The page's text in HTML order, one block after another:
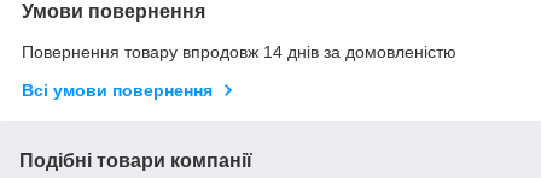
Умови повернення
Повернення товару впродовж 14 днів за домовленістю
Всі умови повернення
Подібні товари компанії